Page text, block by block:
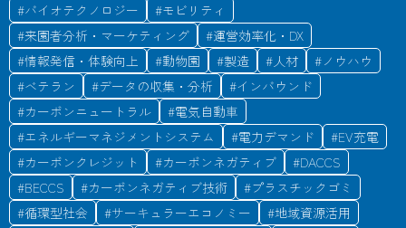
#バイオテクノロジー #モビリティ
#来園者分析・マーケティング #運営効率化・DX
#情報発信・体験向上 #動物園 #製造 #人材 #ノウハウ
#ベテラン #データの収集・分析 #インバウンド
#カーボンニュートラル #電気自動車
#エネルギーマネジメントシステム #電力デマンド #EV充電
#カーボンクレジット #カーボンネガティブ #DACCS
#BECCS #カーボンネガティブ技術 #プラスチックゴミ
#循環型社会 #サーキュラーエコノミー #地域資源活用